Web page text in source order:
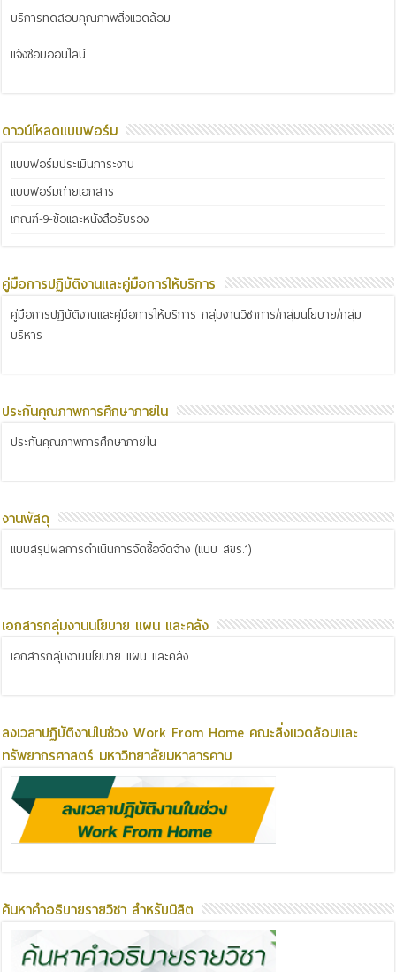
บริการทดสอบคุณภาพสิ่งแวดล้อม
แจ้งซ่อมออนไลน์
ดาวน์โหลดแบบฟอร์ม
แบบฟอร์มประเมินภาระงาน
แบบฟอร์มถ่ายเอกสาร
เกณฑ์-9-ข้อและหนังสือรับรอง
คู่มือการปฏิบัติงานและคู่มือการให้บริการ
คู่มือการปฏิบัติงานและคู่มือการให้บริการ กลุ่มงานวิชาการ/กลุ่มนโยบาย/กลุ่ม
บริหาร
ประกันคุณภาพการศึกษาภายใน
ประกันคุณภาพการศึกษาภายใน
งานพัสดุ
แบบสรุปผลการดำเนินการจัดซื้อจัดจ้าง (แบบ สขร.1)
เอกสารกลุ่มงานนโยบาย แผน และคลัง
เอกสารกลุ่มงานนโยบาย แผน และคลัง
ลงเวลาปฏิบัติงานในช่วง Work From Home คณะสิ่งแวดล้อมและ
ทรัพยากรศาสตร์ มหาวิทยาลัยมหาสารคาม
ค้นหาคำอธิบายรายวิชา สำหรับนิสิต